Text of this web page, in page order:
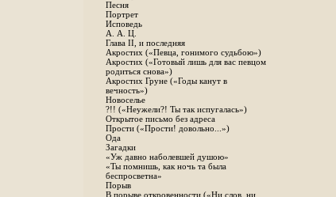
Песня
Портрет
Исповедь
А. А. Ц.
Глава II, и последняя
Акростих («Певца, гонимого судьбою»)
Акростих («Готовый лишь для вас певцом
родиться снова»)
Акростих Груне («Годы канут в
вечность»)
Новоселье
?!! («Неужели?! Ты так испугалась»)
Открытое письмо без адреса
Прости («Прости! довольно...»)
Ода
Загадки
«Уж давно наболевшей душою»
«Ты помнишь, как ночь та была
беспросветна»
Порыв
В порыве откровенности («Ни слов, ни